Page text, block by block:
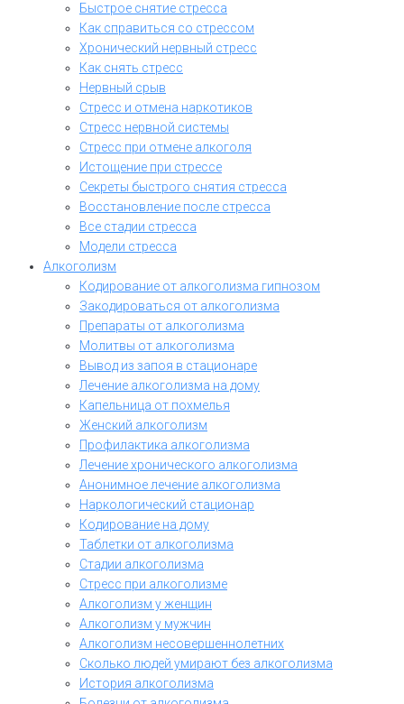
Быстрое снятие стресса
Как справиться со стрессом
Хронический нервный стресс
Как снять стресс
Нервный срыв
Стресс и отмена наркотиков
Стресс нервной системы
Стресс при отмене алкоголя
Истощение при стрессе
Секреты быстрого снятия стресса
Восстановление после стресса
Все стадии стресса
Модели стресса
Алкоголизм
Кодирование от алкоголизма гипнозом
Закодироваться от алкоголизма
Препараты от алкоголизма
Молитвы от алкоголизма
Вывод из запоя в стационаре
Лечение алкоголизма на дому
Капельница от похмелья
Женский алкоголизм
Профилактика алкоголизма
Лечение хронического алкоголизма
Анонимное лечение алкоголизма
Наркологический стационар
Кодирование на дому
Таблетки от алкоголизма
Стадии алкоголизма
Стресс при алкоголизме
Алкоголизм у женщин
Алкоголизм у мужчин
Алкоголизм несовершеннолетних
Сколько людей умирают без алкоголизма
История алкоголизма